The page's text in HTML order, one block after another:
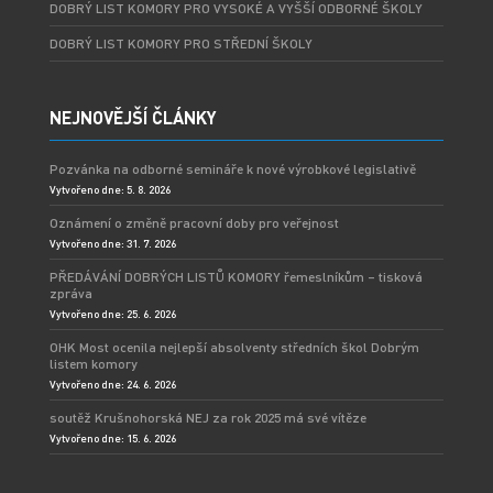
DOBRÝ LIST KOMORY PRO VYSOKÉ A VYŠŠÍ ODBORNÉ ŠKOLY
DOBRÝ LIST KOMORY PRO STŘEDNÍ ŠKOLY
NEJNOVĚJŠÍ ČLÁNKY
Pozvánka na odborné semináře k nové výrobkové legislativě
Vytvořeno dne: 5. 8. 2026
Oznámení o změně pracovní doby pro veřejnost
Vytvořeno dne: 31. 7. 2026
PŘEDÁVÁNÍ DOBRÝCH LISTŮ KOMORY řemeslníkům – tisková
zpráva
Vytvořeno dne: 25. 6. 2026
OHK Most ocenila nejlepší absolventy středních škol Dobrým
listem komory
Vytvořeno dne: 24. 6. 2026
soutěž Krušnohorská NEJ za rok 2025 má své vítěze
Vytvořeno dne: 15. 6. 2026